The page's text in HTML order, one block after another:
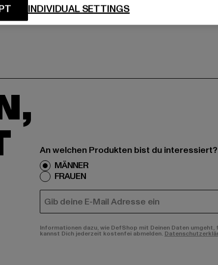
An welchen Produkten bist du interessiert?
MÄNNER
FRAUEN
E-MAIL
Informationen dazu, wie DefShop mit Deinen Daten
kannst Dich jederzeit kostenfei abmelden.
INDIVIDUAL SETTINGS